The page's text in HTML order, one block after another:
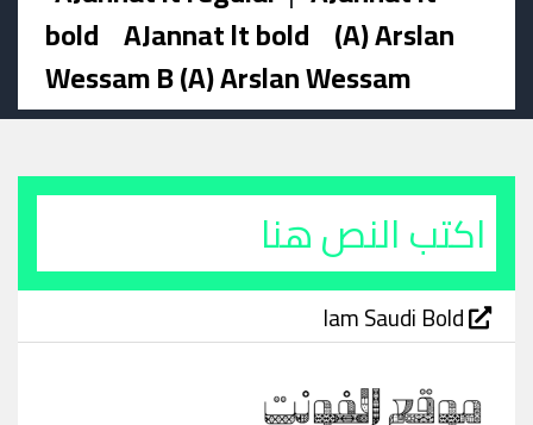
bold AJannat lt bold (A) Arslan
Wessam B (A) Arslan Wessam
Iam Saudi Bold